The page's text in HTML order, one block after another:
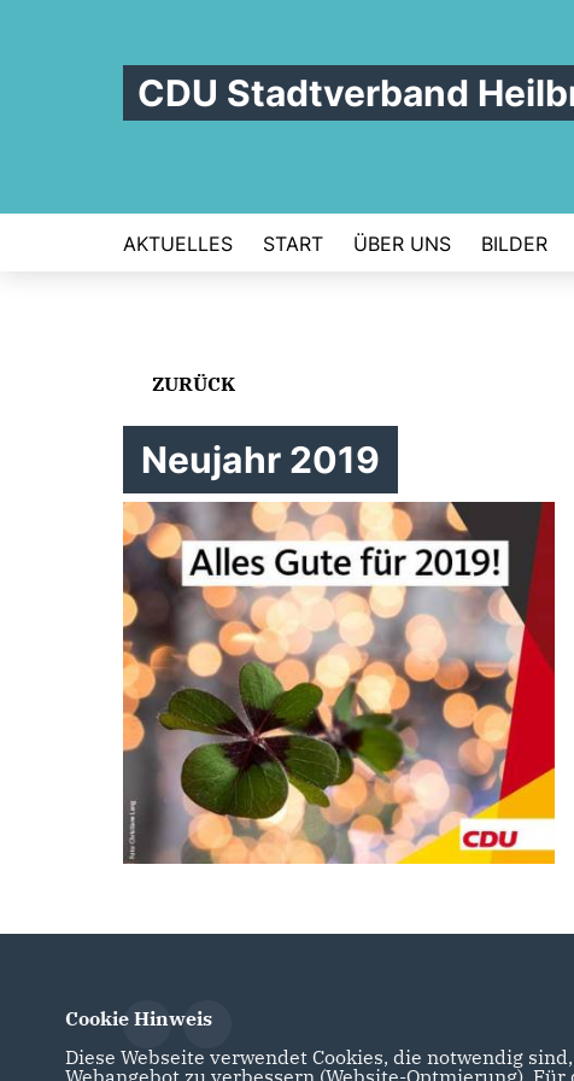
CDU Stadtverband
AKTUELLES START ÜBER UNS BILDER
ZURÜCK
Neujahr 2019
Cookie Hinweis
Diese Webseite verwendet Cookies, die notwendig
Webangebot zu verbessern (Website-Optmierung).